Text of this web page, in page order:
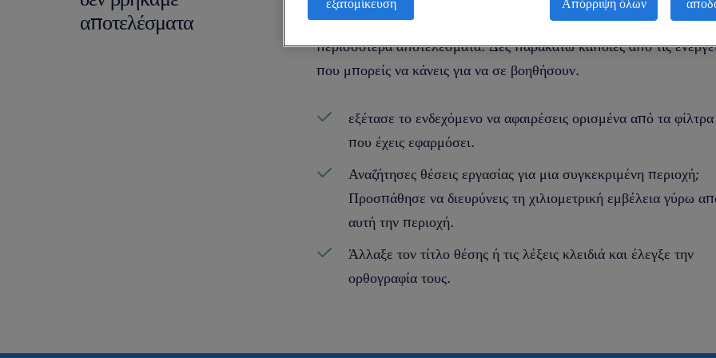
αποτελέσματα
χρειάζεται να αλλάξεις τα φίλτρα που έβαλες για να πάρεις
περισσότερα αποτελέσματα. Δες παρακάτω κάποιες από τις
που μπορείς να κάνεις για να σε βοηθήσουν.
εξέτασε το ενδεχόμενο να αφαιρέσεις ορισμένα από τα φίλτρα
που έχεις εφαρμόσει.
Αναζήτησες θέσεις εργασίας για μια συγκεκριμένη περιοχή;
Προσπάθησε να διευρύνεις τη χιλιομετρική εμβέλεια γύρω
αυτή την περιοχή.
Άλλαξε τον τίτλο θέσης ή τις λέξεις κλειδιά και έλεγξε την
ορθογραφία τους.